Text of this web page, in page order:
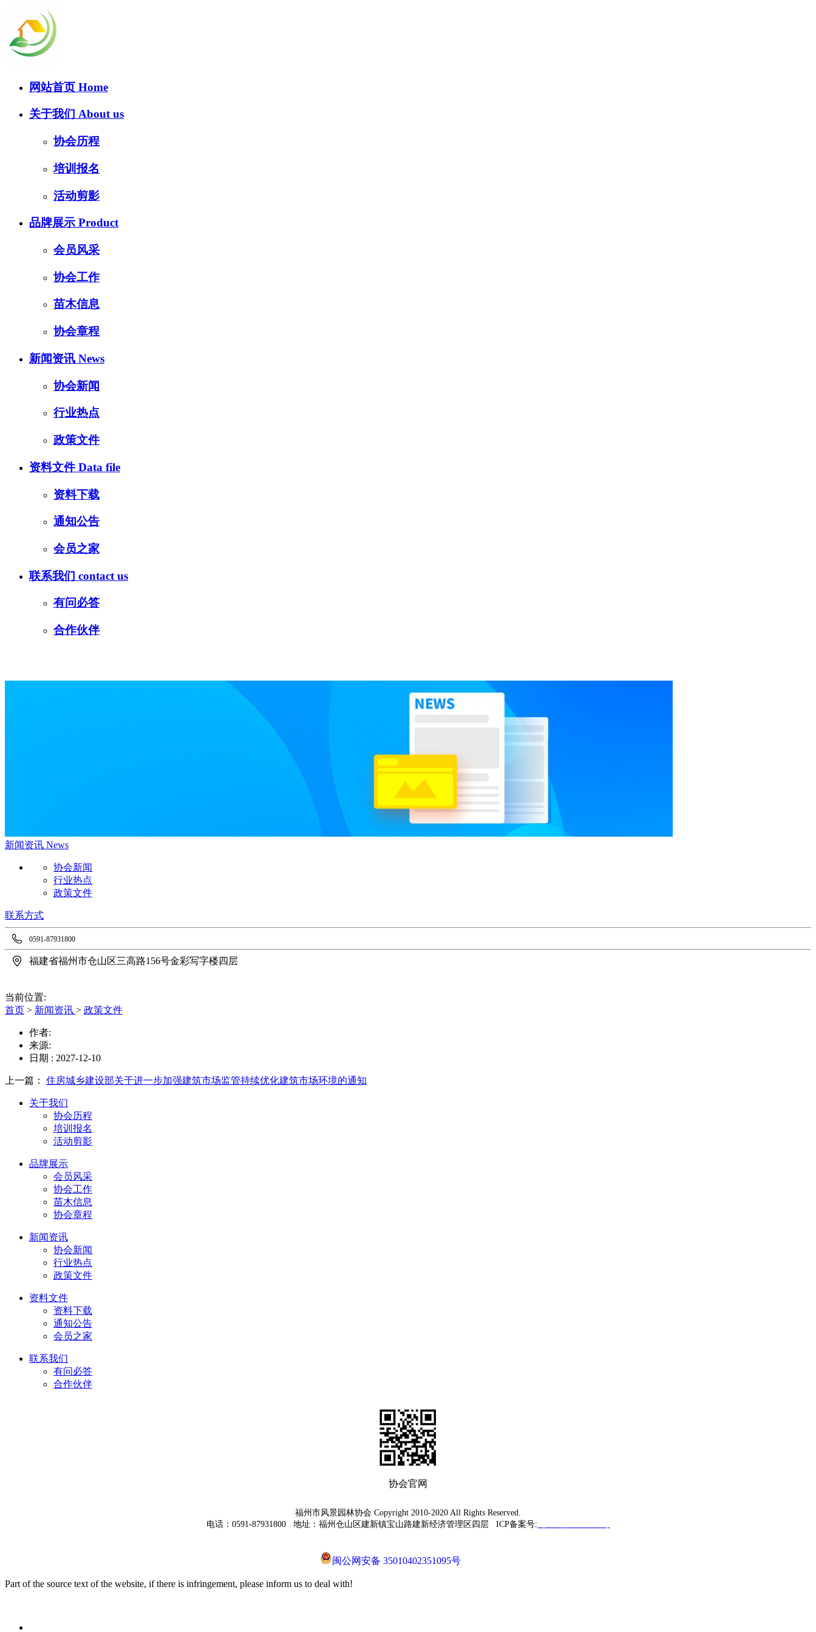
网站首页 Home
关于我们 About us
协会历程
培训报名
活动剪影
品牌展示 Product
会员风采
协会工作
苗木信息
协会章程
新闻资讯 News
协会新闻
行业热点
政策文件
资料文件 Data file
资料下载
通知公告
会员之家
联系我们 contact us
有问必答
合作伙伴
新闻资讯 News
协会新闻
行业热点
政策文件
联系方式
0591-87931800
福建省福州市仓山区三高路156号金彩写字楼四层
当前位置:
首页 > 新闻资讯 > 政策文件
作者:
来源:
日期 : 2027-12-10
上一篇： 住房城乡建设部关于进一步加强建筑市场监管持续优化建筑市场环境的通知
关于我们
协会历程
培训报名
活动剪影
品牌展示
会员风采
协会工作
苗木信息
协会章程
新闻资讯
协会新闻
行业热点
政策文件
资料文件
资料下载
通知公告
会员之家
联系我们
有问必答
合作伙伴
协会官网
福州市风景园林协会 Copyright 2010-2020 All Rights Reserved.
电话：0591-87931800 地址：福州仓山区建新镇宝山路建新经济管理区四层 ICP备案号:
闽公网安备 35010402351095号
Part of the source text of the website, if there is infringement, please inform us to deal with!